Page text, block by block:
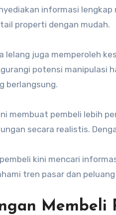
informasi
properti dengan mudah.
lelang juga memperoleh
potensi manipulasi
berlangsung.
membuat pembeli lebih
secara realistis.
kini mencari
tren pasar dan
Membeli